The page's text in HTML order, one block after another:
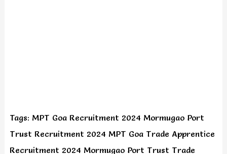
Tags: MPT Goa Recruitment 2024 Mormugao Port
Trust Recruitment 2024 MPT Goa Trade Apprentice
Recruitment 2024 Mormugao Port Trust Trade